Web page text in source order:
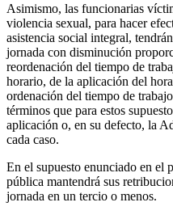
Asimismo, las funcionarias
violencia sexual, para hacer
asistencia social integral,
jornada con disminución
reordenación del tiempo de
horario, de la aplicación del
ordenación del tiempo de
términos que para estos
aplicación o, en su defecto, la
cada caso.
En el supuesto enunciado en el
pública mantendrá sus
jornada en un tercio o menos.